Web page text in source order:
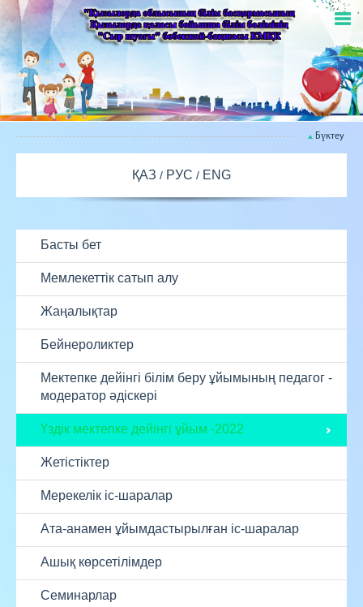
Бүктеу
ҚАЗ РУС ENG
Басты бет
Мемлекеттік сатып алу
Жаңалықтар
Бейнероликтер
Мектепке дейінгі білім беру ұйымының педагог -
модератор әдіскері
Үздік мектепке дейінгі ұйым -2022
Жетістіктер
Мерекелік іс-шаралар
Ата-анамен ұйымдастырылған іс-шаралар
Ашық көрсетілімдер
Семинарлар